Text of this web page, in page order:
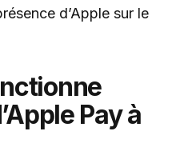
d’Apple sur le
Pay à